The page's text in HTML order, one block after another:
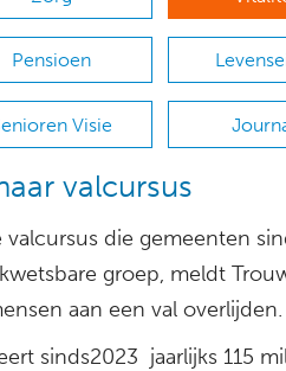
Pensioen
Visie
valcursus
die gemeenten
groep, meldt
aan een val overlijden.
sinds2023 jaarlijks 115